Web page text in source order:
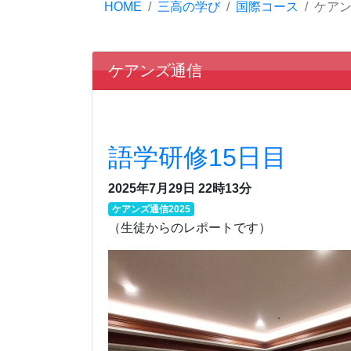
HOME 三高の学び 国際コース ケア
ケアンズ通信
語学研修15日目
2025年7月29日 22時13分
ケアンズ通信2025
（生徒からのレポートです）